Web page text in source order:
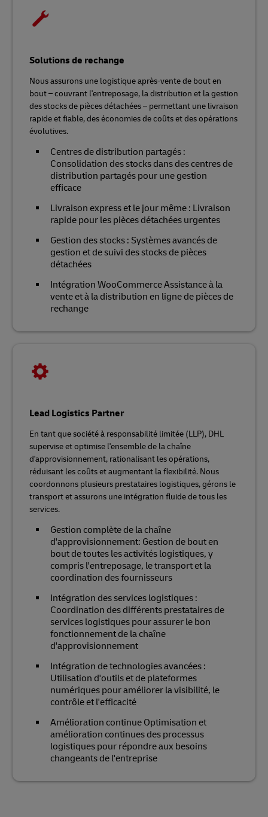
Solutions de rechange
Nous assurons une logistique après-vente de bout en
bout – couvrant l'entreposage, la distribution et la gestion
des stocks de pièces détachées – permettant une livraison
rapide et fiable, des économies de coûts et des opérations
évolutives.
Centres de distribution partagés :
Consolidation des stocks dans des centres de
distribution partagés pour une gestion
efficace
Livraison express et le jour même : Livraison
rapide pour les pièces détachées urgentes
Gestion des stocks : Systèmes avancés de
gestion et de suivi des stocks de pièces
détachées
Intégration WooCommerce Assistance à la
vente et à la distribution en ligne de pièces de
rechange
Lead Logistics Partner
En tant que société à responsabilité limitée (LLP), DHL
supervise et optimise l'ensemble de la chaîne
d'approvisionnement, rationalisant les opérations,
réduisant les coûts et augmentant la flexibilité. Nous
coordonnons plusieurs prestataires logistiques, gérons le
transport et assurons une intégration fluide de tous les
services.
Gestion complète de la chaîne
d'approvisionnement: Gestion de bout en
bout de toutes les activités logistiques, y
compris l'entreposage, le transport et la
coordination des fournisseurs
Intégration des services logistiques :
Coordination des différents prestataires de
services logistiques pour assurer le bon
fonctionnement de la chaîne
d'approvisionnement
Intégration de technologies avancées :
Utilisation d'outils et de plateformes
numériques pour améliorer la visibilité, le
contrôle et l'efficacité
Amélioration continue Optimisation et
amélioration continues des processus
logistiques pour répondre aux besoins
changeants de l'entreprise